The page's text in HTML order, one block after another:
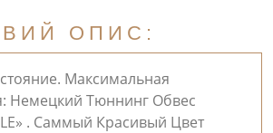
ОПИС:
Максимальная
Немецкий Тюннинг Обвес
. Саммый Красивый Цвет